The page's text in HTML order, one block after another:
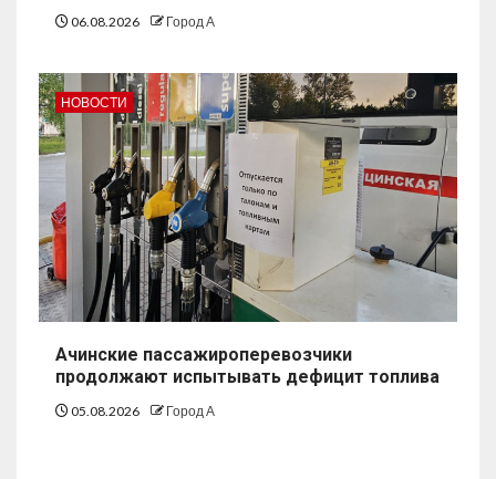
06.08.2026 Город А
НОВОСТИ
Ачинские пассажироперевозчики
продолжают испытывать дефицит топлива
05.08.2026 Город А